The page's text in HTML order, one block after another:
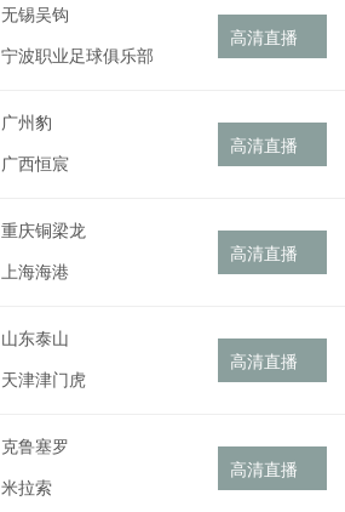
无锡吴钩
宁波职业足球俱乐部
高清直播
广州豹
广西恒宸
高清直播
重庆铜梁龙
上海海港
高清直播
山东泰山
天津津门虎
高清直播
克鲁塞罗
米拉索
高清直播